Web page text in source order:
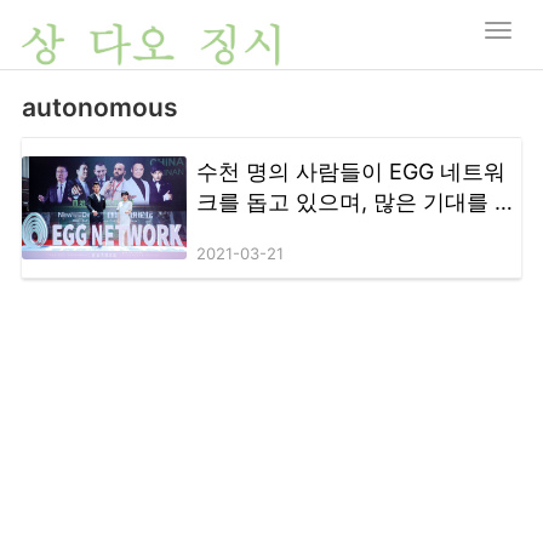
autonomous
수천 명의 사람들이 EGG 네트워
크를 돕고 있으며, 많은 기대를 모
Consensus Forum이 하이커 우
2021-03-21